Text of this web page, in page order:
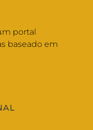
portal
baseado em